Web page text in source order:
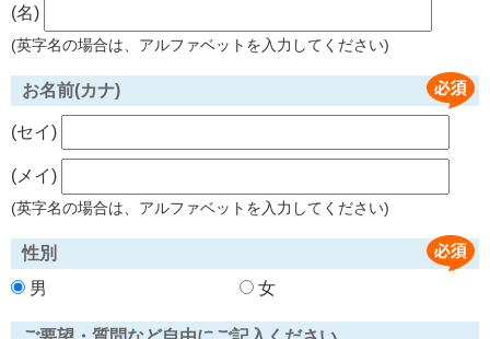
(名)
(英字名の場合は、アルファベットを入力してください)
お名前(カナ)
(セイ)
(メイ)
(英字名の場合は、アルファベットを入力してください)
性別
男
女